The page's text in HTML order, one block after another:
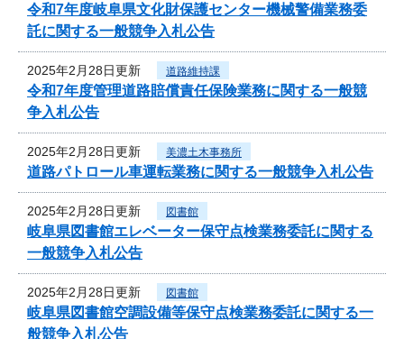
令和7年度岐阜県文化財保護センター機械警備業務委
託に関する一般競争入札公告
2025年2月28日更新 道路維持課
令和7年度管理道路賠償責任保険業務に関する一般競
争入札公告
2025年2月28日更新 美濃土木事務所
道路パトロール車運転業務に関する一般競争入札公告
2025年2月28日更新 図書館
岐阜県図書館エレベーター保守点検業務委託に関する
一般競争入札公告
2025年2月28日更新 図書館
岐阜県図書館空調設備等保守点検業務委託に関する一
般競争入札公告